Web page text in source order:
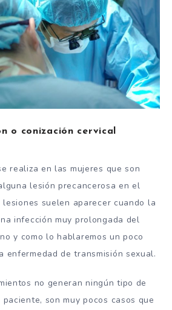
o conización cervical
realiza en las mujeres que son
lesión precancerosa en el
suelen aparecer cuando la
infección muy prolongada del
y como lo hablaremos un poco
enfermedad de transmisión sexual.
no generan ningún tipo de
son muy pocos casos que